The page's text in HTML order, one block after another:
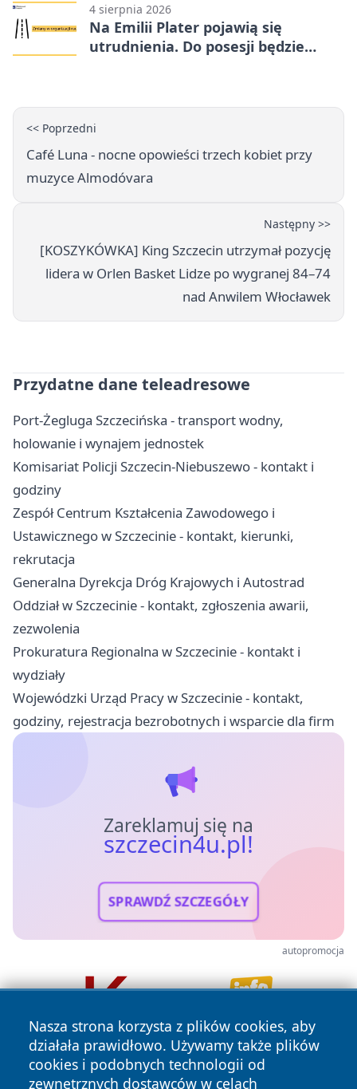
4 sierpnia 2026
Na Emilii Plater pojawią się
utrudnienia. Do posesji będzie
<< Poprzedni
Café Luna - nocne opowieści trzech kobiet przy
muzyce Almodóvara
Następny >>
[KOSZYKÓWKA] King Szczecin utrzymał pozycję
lidera w Orlen Basket Lidze po wygranej 84–74
nad Anwilem Włocławek
Przydatne dane teleadresowe
Port-Żegluga Szczecińska - transport wodny,
holowanie i wynajem jednostek
Komisariat Policji Szczecin-Niebuszewo - kontakt i
godziny
Zespół Centrum Kształcenia Zawodowego i
Ustawicznego w Szczecinie - kontakt, kierunki,
rekrutacja
Generalna Dyrekcja Dróg Krajowych i Autostrad
Oddział w Szczecinie - kontakt, zgłoszenia awarii,
zezwolenia
Prokuratura Regionalna w Szczecinie - kontakt i
wydziały
Wojewódzki Urząd Pracy w Szczecinie - kontakt,
godziny, rejestracja bezrobotnych i wsparcie dla firm
Zareklamuj się na
szczecin4u.pl!
SPRAWDŹ SZCZEGÓŁY
autopromocja
Nasza strona korzysta z plików cookies, aby
działała prawidłowo. Używamy także plików
cookies i podobnych technologii od
zewnętrznych dostawców w celach